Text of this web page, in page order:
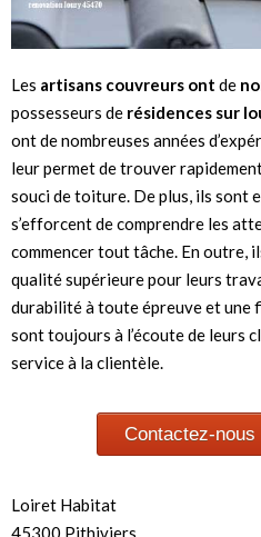
Les artisans couvreurs ont de
possesseurs de résidences sur
ont de nombreuses années
leur permet de trouver
souci de toiture. De plus, ils sont
s’efforcent de comprendre les
commencer tout tâche. En outre,
qualité supérieure pour leurs
durabilité à toute épreuve et une
sont toujours à l’écoute de leurs
service à la clientèle.
Contactez-nous
Loiret Habitat
45300 Pithiviers